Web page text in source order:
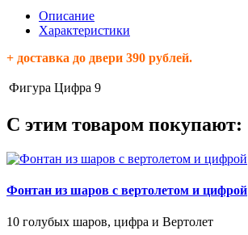
Описание
Характеристики
+ доставка до двери 390 рублей.
Фигура Цифра 9
С этим товаром покупают:
Фонтан из шаров с вертолетом и цифрой
10 голубых шаров, цифра и Вертолет